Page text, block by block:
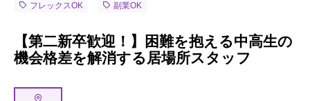
フレックスOK 副業OK
【第二新卒歓迎！】困難を抱える中高生の
機会格差を解消する居場所スタッフ